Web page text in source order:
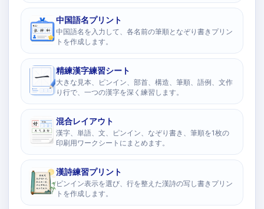
中国語名プリント
中国語名を入力して、各名前の筆順となぞり書きプリン
トを作成します。
精練漢字練習シート
大きな見本、ピンイン、部首、構造、筆順、語例、文作
り行で、一つの漢字を深く練習します。
混合レイアウト
漢字、単語、文、ピンイン、なぞり書き、筆順を1枚の
印刷用ワークシートにまとめます。
漢詩練習プリント
ピンイン表示を選び、行を整えた漢詩の写し書きプリン
トを作成します。